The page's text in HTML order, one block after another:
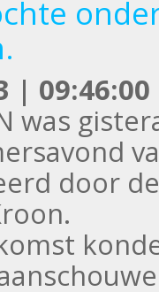
| 09:46:00
was
door